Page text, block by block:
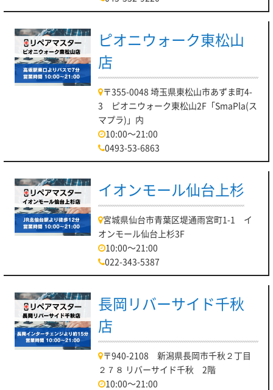
ピオニウォーク東松山
店
〒355-0048 埼玉県東松山市あずま町4-
3 ピオニウォーク東松山2F「SmaPla(ス
マプラ)」内
10:00～21:00
0493-53-6863
イオンモール仙台上杉
宮城県仙台市青葉区堤通雨宮町1-1 イ
オンモール仙台上杉3F
10:00～21:00
022-343-5387
長岡リバーサイド千秋
店
〒940-2108 新潟県長岡市千秋２丁目
２７８ リバーサイド千秋 2階
10:00～21:00